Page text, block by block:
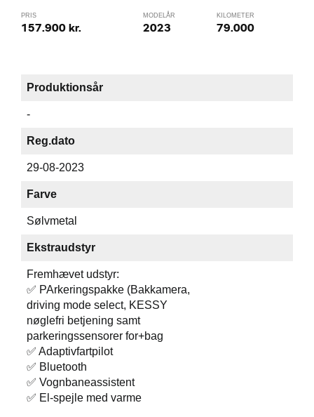
PRIS
157.900 kr.
MODELÅR
2023
KILOMETER
79.000
Produktionsår
-
Reg.dato
29-08-2023
Farve
Sølvmetal
Ekstraudstyr
Fremhævet udstyr:
✅ PArkeringspakke (Bakkamera,
driving mode select, KESSY
nøglefri betjening samt
parkeringssensorer for+bag
✅ Adaptivfartpilot
✅ Bluetooth
✅ Vognbaneassistent
✅ El-spejle med varme